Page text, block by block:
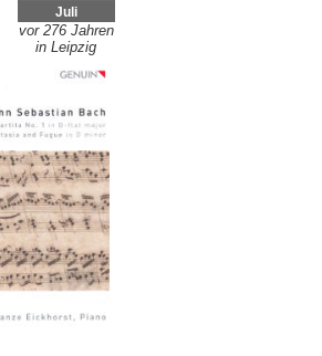
Juli
vor 276 Jahren
in Leipzig